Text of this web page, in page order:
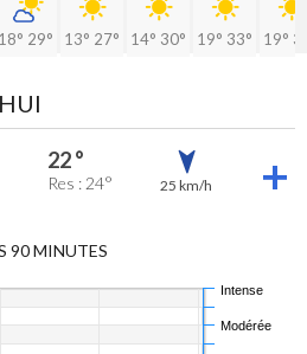
18° 29° 13° 27° 14° 30° 19° 33° 19°
22 °
Res : 24° 25 km/h
90 MINUTES
Modérée
Intense